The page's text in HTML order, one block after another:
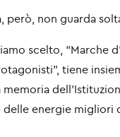
però, non guarda
scelto, “Marche
tiene
energie migliori